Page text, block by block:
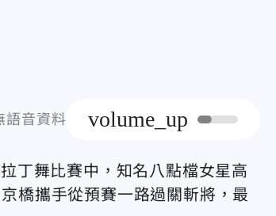
語音資料 volume_up
丁舞比賽中，知名八點檔女星高
橋攜手從預賽一路過關斬將，最